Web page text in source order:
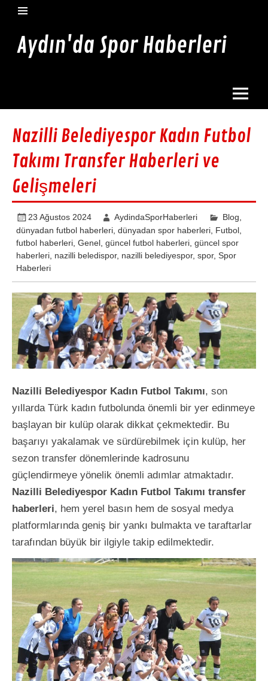
Aydın'da Spor Haberleri
Nazilli Belediyespor Kadın Futbol
Takımı Transfer Haberleri ve
Gelişmeleri
23 Ağustos 2024 AydindaSporHaberleri Blog
dünyadan futbol haberleri ,dünyadan spor haberleri Futbol
futbol haberleri ,Genel ,güncel futbol haberleri ,güncel spor
haberleri nazilli beledispor, nazilli belediyespor,spor,Spor
Haberleri
Nazilli Belediyespor Kadın Futbol Takımı, son
yıllarda Türk kadın futbolunda önemli bir yer edinmeye
başlayan bir kulüp olarak dikkat çekmektedir. Bu
başarıyı yakalamak ve sürdürebilmek için kulüp, her
sezon transfer dönemlerinde kadrosunu
güçlendirmeye yönelik önemli adımlar atmaktadır.
Nazilli Belediyespor Kadın Futbol Takımı transfer
haberleri, hem yerel basın hem de sosyal medya
platformlarında geniş bir yankı bulmakta ve taraftarlar
tarafından büyük bir ilgiyle takip edilmektedir.